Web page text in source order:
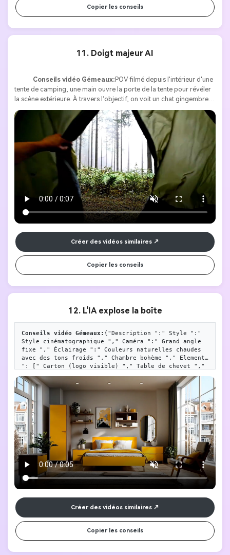
Copier les conseils
11. Doigt majeur AI
Conseils vidéo Gémeaux:POV filmé depuis l'intérieur d'une
tente de camping, une main ouvre la porte de la tente pour révéler
la scène extérieure. À travers l’objectif, on voit un chat gingembre
debout dans une forêt de pins épaisse et brumeuse. [Ginger Cat]
s'est approché et a regardé directement la caméra. Étonnamment, il
soulève sa patte et pointe un doigt. Le style général devrait être
cinématographique, riche en détails, avec un éclairage réaliste et
une haute résolution 4K, créant un contraste fort entre les scènes
naturelles paisibles et les mouvements absurdes. Les doigts du chat
gingembre étaient juste levés. Comme les images téléchargées
Créer des vidéos similaires
Copier les conseils
12. L'IA explose la boîte
Conseils vidéo Gémeaux: {"Description ":" Style ":"
Style cinématographique "," Caméra ":" Grand angle
fixe "," Éclairage ":" Couleurs naturelles chaudes
avec des tons froids "," Chambre bohème "," Elements
": [" Carton (logo visible) "," Table de chevet ","
lecture "," Plantes "]," Sport ":" Boîte éclatée,
meubles éclatés dans la boîte, meubles éclatés
soigneusement arrangés "
Créer des vidéos similaires
Copier les conseils